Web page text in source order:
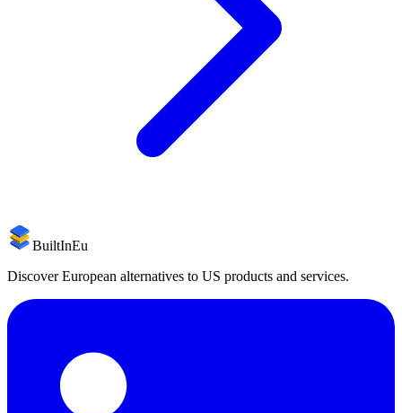
BuiltInEu
Discover European alternatives to US products and services.